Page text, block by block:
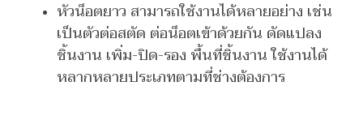
หัวน็อตยาว สามารถใช้งานได้หลายอย่าง เช่น
เป็นตัวต่อสตัด ต่อน็อตเข้าด้วยกัน ดัดแปลง
ชิ้นงาน เพิ่ม-ปิด-รอง พื้นที่ชิ้นงาน ใช้งานได้
หลากหลายประเภทตามที่ช่างต้องการ